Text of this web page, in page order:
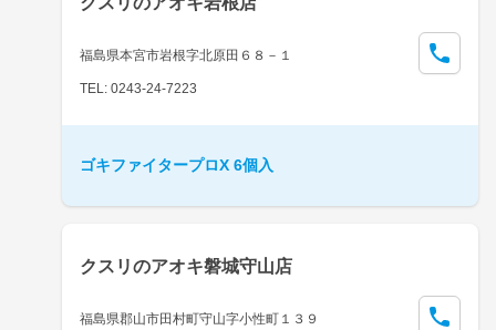
福島県本宮市岩根字北原田６８－１
TEL: 0243-24-7223
ゴキファイタープロX 6個入
クスリのアオキ磐城守山店
福島県郡山市田村町守山字小性町１３９